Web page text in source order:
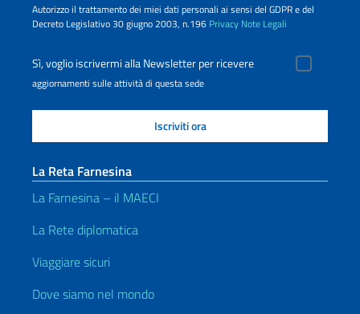
Autorizzo il trattamento dei miei dati personali ai sensi del GDPR e del
Decreto Legislativo 30 giugno 2003, n.196 Privacy Note Legali
Sì, voglio iscrivermi alla Newsletter per ricevere
aggiornamenti sulle attività di questa sede
La Reta Farnesina
La Farnesina – il MAECI
La Rete diplomatica
Viaggiare sicuri
Dove siamo nel mondo